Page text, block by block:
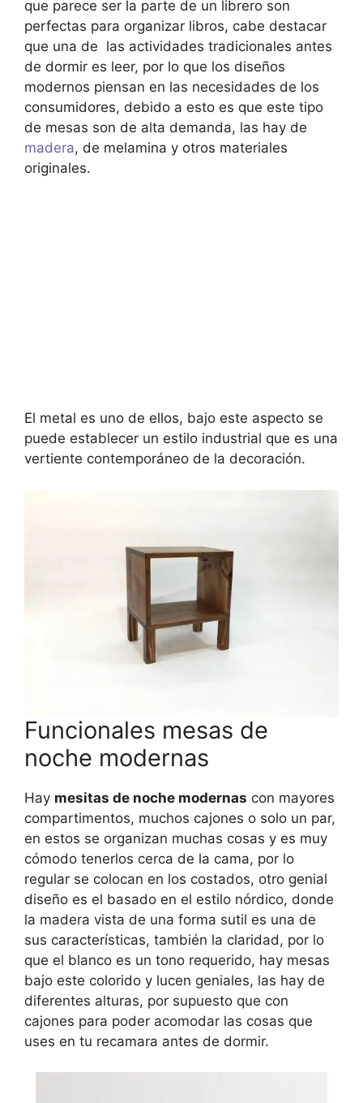
que parece ser la parte de un librero son
perfectas para organizar libros, cabe destacar
que una de las actividades tradicionales antes
de dormir es leer, por lo que los diseños
modernos piensan en las necesidades de los
consumidores, debido a esto es que este tipo
de mesas son de alta demanda, las hay de
madera, de melamina y otros materiales
originales.
El metal es uno de ellos, bajo este aspecto se
puede establecer un estilo industrial que es una
vertiente contemporáneo de la decoración.
Funcionales mesas de
noche modernas
Hay mesitas de noche modernas con mayores
compartimentos, muchos cajones o solo un par,
en estos se organizan muchas cosas y es muy
cómodo tenerlos cerca de la cama, por lo
regular se colocan en los costados, otro genial
diseño es el basado en el estilo nórdico, donde
la madera vista de una forma sutil es una de
sus características, también la claridad, por lo
que el blanco es un tono requerido, hay mesas
bajo este colorido y lucen geniales, las hay de
diferentes alturas, por supuesto que con
cajones para poder acomodar las cosas que
uses en tu recamara antes de dormir.